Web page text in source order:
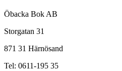
Öbacka Bok AB
Storgatan 31
871 31 Härnösand
Tel: 0611-195 35